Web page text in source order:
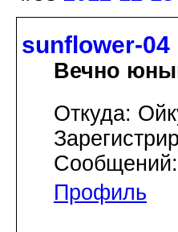
sunflower-04
Вечно
Откуда:
Профиль